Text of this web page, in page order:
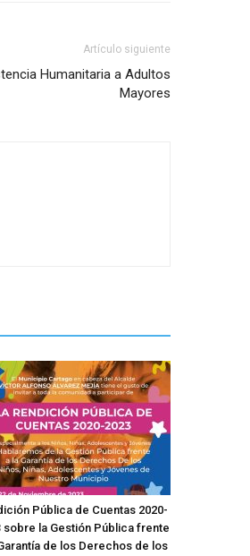
Artículo siguiente
Humanitaria a Adultos
Mayores
Pública de Cuentas 2020-
sobre la Gestión Pública frente
de los Derechos de los